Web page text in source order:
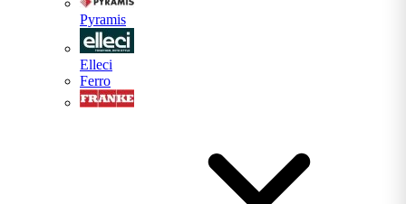
Pyramis
Elleci
Ferro